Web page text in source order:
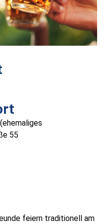
55
feiern traditionell am